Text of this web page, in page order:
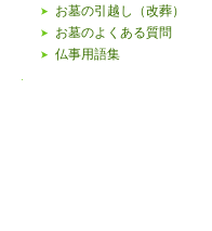
お墓の引越し（改葬）
お墓のよくある質問
仏事用語集